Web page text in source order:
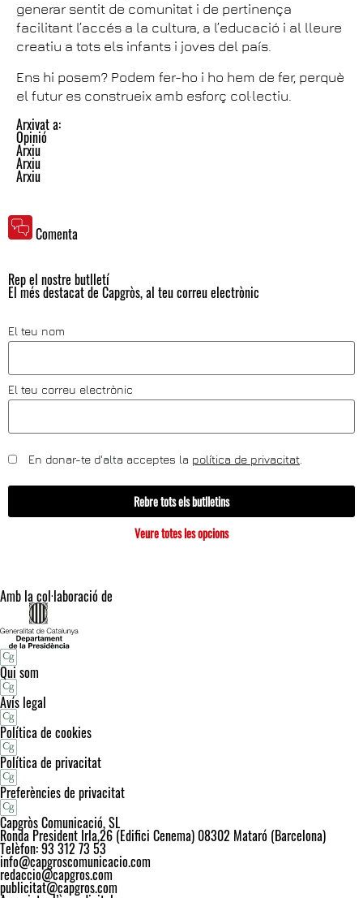
generar sentit de comunitat i de pertinença
facilitant l’accés a la cultura, a l’educació i al lleure
creatiu a tots els infants i joves del país.
Ens hi posem? Podem fer-ho i ho hem de fer, perquè
el futur es construeix amb esforç col·lectiu.
Arxivat a:
Opinió
Arxiu
Arxiu
Arxiu
Comenta
Rep el nostre butlletí
El més destacat de Capgròs, al teu correu electrònic
El teu nom
El teu correu electrònic
En donar-te d'alta acceptes la política de privacitat
Rebre tots els butlletins
Veure totes les opcions
Amb la col·laboració de
Qui som
Avís legal
Política de cookies
Política de privacitat
Preferències de privacitat
Capgròs Comunicació, SL
Ronda President Irla,26 (Edifici Cenema) 08302 Mataró (Barcelona)
Telèfon: 93 312 73 53
info@capgroscomunicacio.com
redaccio@capgros.com
publicitat@capgros.com